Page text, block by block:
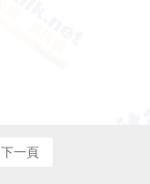
下一頁